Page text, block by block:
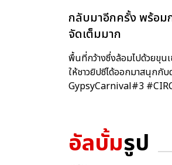
กลับมาอีกครั้ง พร้อม
จัดเต็มมาก
พื้นที่กว้างซึ่งล้อมไปด้วยขุน
ให้ชาวยิปซีได้ออกมาสนุกกั
GypsyCarnival#3
อัลบั้มรูป